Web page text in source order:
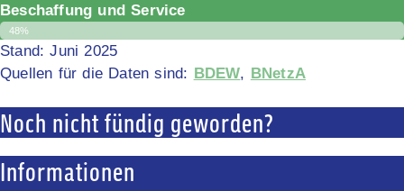
Beschaffung und Service
48%
Stand: Juni 2025
Quellen für die Daten sind: BDEW, BNetzA
Noch nicht fündig geworden?
Informationen